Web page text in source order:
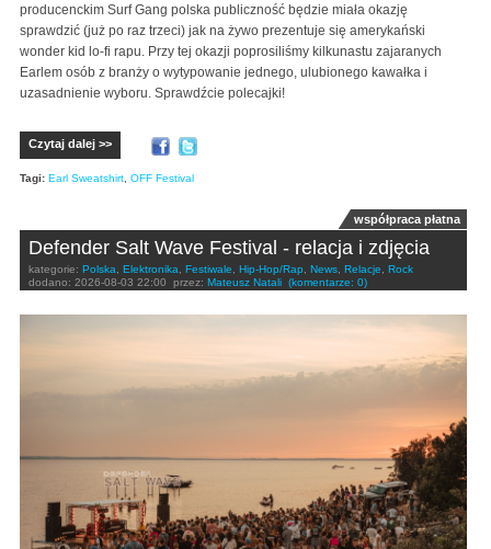
producenckim Surf Gang polska publiczność będzie miała okazję
sprawdzić (już po raz trzeci) jak na żywo prezentuje się amerykański
wonder kid lo-fi rapu. Przy tej okazji poprosiliśmy kilkunastu zajaranych
Earlem osób z branży o wytypowanie jednego, ulubionego kawałka i
uzasadnienie wyboru. Sprawdźcie polecajki!
Czytaj dalej >>
Tagi: Earl Sweatshirt OFF Festival
współpraca płatna
Defender Salt Wave Festival - relacja i zdjęcia
kategorie: Polska Elektronika Festiwale Hip-Hop/Rap News Relacje
Rock
dodano: 2026-08-03 22:00 przez: Mateusz Natali (komentarze: 0)